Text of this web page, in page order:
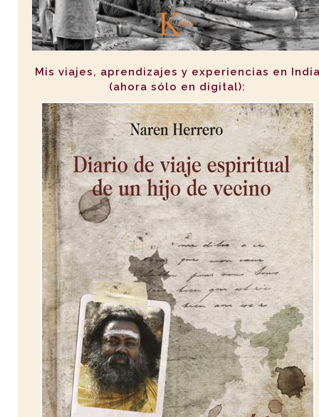
Mis viajes, aprendizajes y experiencias en
(ahora sólo en digital):